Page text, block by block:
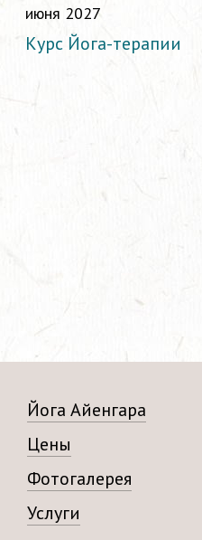
июня 2027
Курс Йога-терапии
Йога Айенгара
Цены
Фотогалерея
Услуги